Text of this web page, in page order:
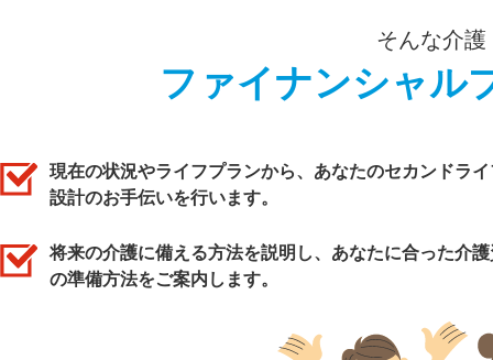
そんな介
ファイナンシャル
現在の状況やライフプランから、あなたのセカンドラ
設計のお手伝いを行います。
将来の介護に備える方法を説明し、あなたに合った介
の準備方法をご案内します。